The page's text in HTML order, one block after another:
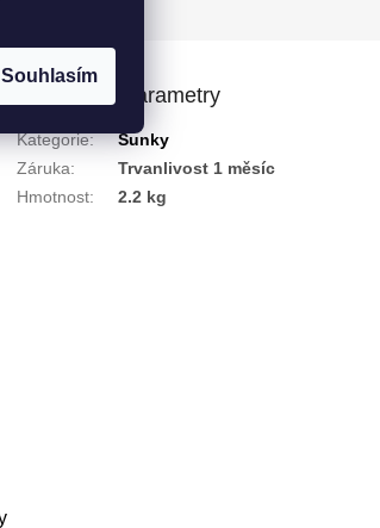
Souhlasím
Doplňkové parametry
Kategorie:
Šunky
Záruka:
Trvanlivost 1 měsíc
Hmotnost: 2.2 kg